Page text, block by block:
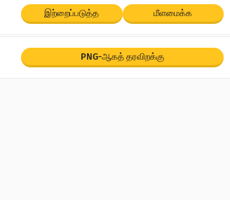
இற்றைப்படுத்த மீளமைக்க
PNG-ஆகத் தரவிறக்கு